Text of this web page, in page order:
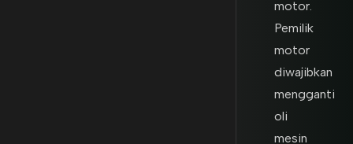
motor.
Pemilik
motor
diwajibkan
mengganti
oli
mesin